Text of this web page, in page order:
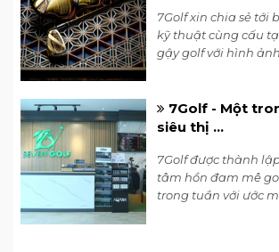
hoặc hàng trốn
sẽ làm rối loạn thị
golf, gây hoang
7Golf xin chia sẻ tới
kỹ thuật cùng cấu
gậy golf với hình
golf.7Golf - Một
siêu thị ...
7Golf được thành
tâm hồn đam mê
trong tuần với ước